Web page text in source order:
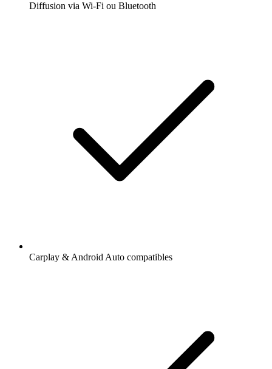
Diffusion via Wi-Fi ou Bluetooth
Carplay & Android Auto compatibles